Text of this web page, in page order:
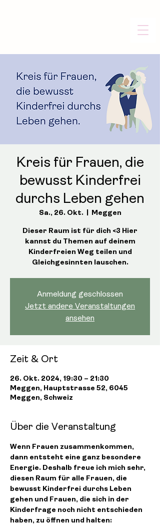
Kreis für Frauen, die
bewusst Kinderfrei
durchs Leben gehen
Sa., 26. Okt. Meggen
Dieser Raum ist für dich <3 Hier
kannst du Themen auf deinem
Kinderfreien Weg teilen und
Gleichgesinnten lauschen.
Anmeldung geschlossen
Jetzt andere Veranstaltungen
ansehen
Zeit & Ort
26. Okt. 2024, 19:30 – 21:30
Meggen, Hauptstrasse 52, 6045
Meggen, Schweiz
Über die Veranstaltung
Wenn Frauen zusammenkommen,
dann entsteht eine ganz besondere
Energie. Deshalb freue ich mich sehr,
diesen Raum für alle Frauen, die
bewusst Kinderfrei durchs Leben
gehen und Frauen, die sich in der
Kinderfrage noch nicht entschieden
haben, zu öffnen und halten: